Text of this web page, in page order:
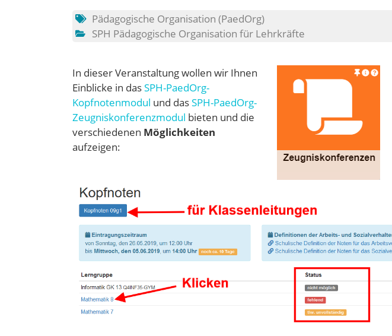
Pädagogische Organisation (PaedOrg)
SPH Pädagogische Organisation für Lehrkräfte
In dieser Veranstaltung wollen wir Ihnen
Einblicke in dasSPH-PaedOrg-
Kopfnotenmodul und dasSPH-PaedOrg-
Zeugniskonferenzmodul bieten und die
verschiedenen Möglichkeiten
aufzeigen: